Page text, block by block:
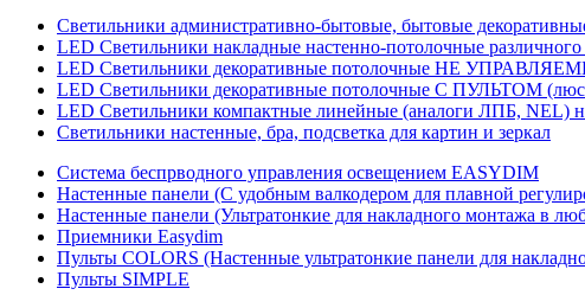
Светильники административно-бытовые, бытовые
LED Cветильники накладные настенно-потолочные различного
LED Светильники декоративные потолочные НЕ
LED Светильники декоративные потолочные С ПУЛЬТОМ
LED Светильники компактные линейные (аналоги ЛПБ, NEL)
Светильники настенные, бра, подсветка для картин и зеркал
Система беспрводного управления освещением EASYDIM
Настенные панели (С удобным валкодером для плавной
Настенные панели (Ультратонкие для накладного монтажа в
Приемники Easydim
Пульты COLORS (Настенные ультратонкие панели для
Пульты SIMPLE